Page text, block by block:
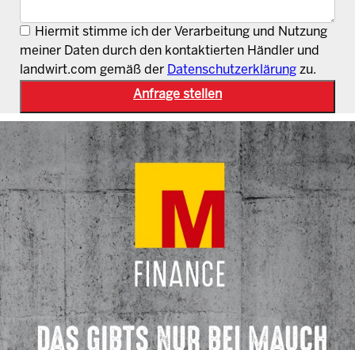
Hiermit stimme ich der Verarbeitung und Nutzung
meiner Daten durch den kontaktierten Händler und
landwirt.com gemäß der Datenschutzerklärung zu.